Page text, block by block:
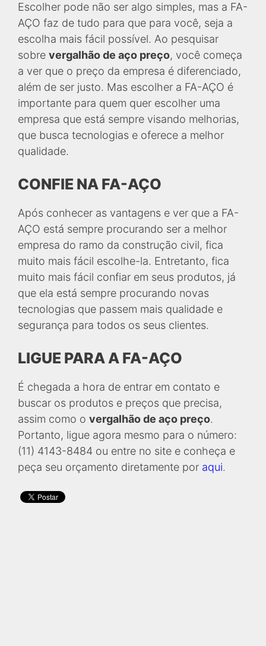
Escolher pode não ser algo simples, mas a FA-
AÇO faz de tudo para que para você, seja a
escolha mais fácil possível. Ao pesquisar
sobre vergalhão de aço preço, você começa
a ver que o preço da empresa é diferenciado,
além de ser justo. Mas escolher a FA-AÇO é
importante para quem quer escolher uma
empresa que está sempre visando melhorias,
que busca tecnologias e oferece a melhor
qualidade.
CONFIE NA FA-AÇO
Após conhecer as vantagens e ver que a FA-
AÇO está sempre procurando ser a melhor
empresa do ramo da construção civil, fica
muito mais fácil escolhe-la. Entretanto, fica
muito mais fácil confiar em seus produtos, já
que ela está sempre procurando novas
tecnologias que passem mais qualidade e
segurança para todos os seus clientes.
LIGUE PARA A FA-AÇO
É chegada a hora de entrar em contato e
buscar os produtos e preços que precisa,
assim como o vergalhão de aço preço.
Portanto, ligue agora mesmo para o número:
(11) 4143-8484 ou entre no site e conheça e
peça seu orçamento diretamente por aqui.